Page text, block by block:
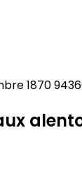
1870